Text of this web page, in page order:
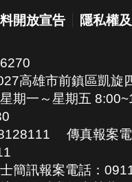
開放宣告
隱私權
6270
高雄市前鎮區凱旋
期一～星期五
傳真報案電
簡訊報案電話：